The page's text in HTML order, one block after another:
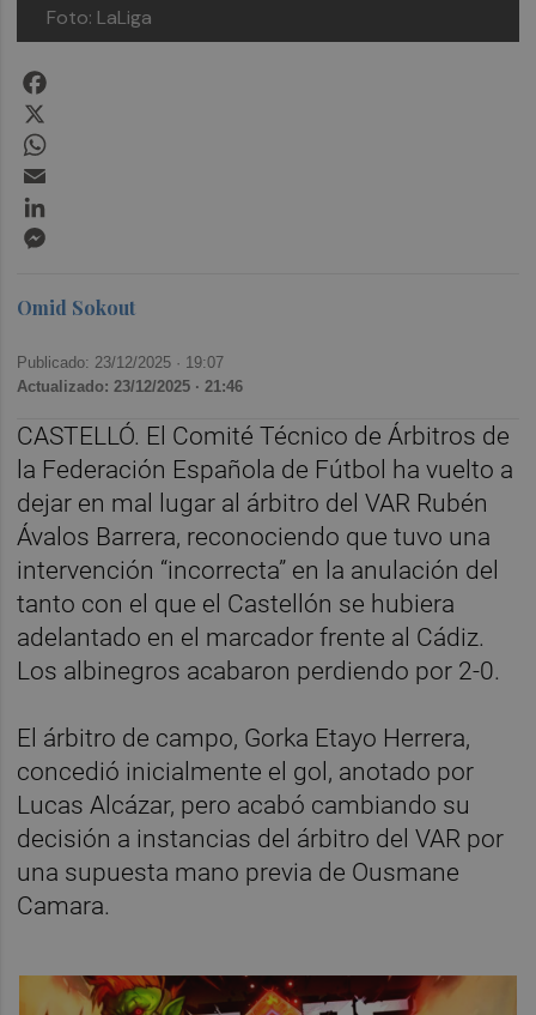
Foto: LaLiga
Omid Sokout
Publicado: 23/12/2025 · 19:07
Actualizado: 23/12/2025 · 21:46
CASTELLÓ. El Comité Técnico de Árbitros de
la Federación Española de Fútbol ha vuelto a
dejar en mal lugar al árbitro del VAR Rubén
Ávalos Barrera, reconociendo que tuvo una
intervención “incorrecta” en la anulación del
tanto con el que el Castellón se hubiera
adelantado en el marcador frente al Cádiz.
Los albinegros acabaron perdiendo por 2-0.
El árbitro de campo, Gorka Etayo Herrera,
concedió inicialmente el gol, anotado por
Lucas Alcázar, pero acabó cambiando su
decisión a instancias del árbitro del VAR por
una supuesta mano previa de Ousmane
Camara.